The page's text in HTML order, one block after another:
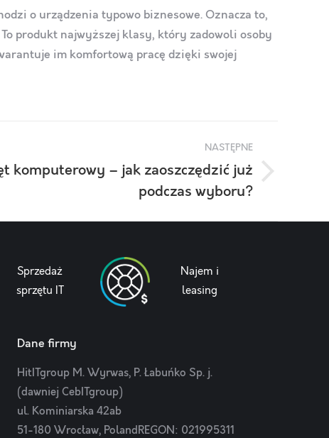
o urządzenia typowo biznesowe. Oznacza to,
produkt najwyższej klasy, który zadowoli osoby
im komfortową pracę dzięki swojej
NASTĘPNE
komputerowy – jak zaoszczędzić już
podczas wyboru?
Sprzedaż
sprzętu IT
Najem i
leasing
Dane firmy
HitITgroup M. Wyrwas, P. Łabuńko Sp. j.
(dawniej CebITgroup)
ul. Kominiarska 42ab
51-180 Wrocław, PolandREGON: 021995311